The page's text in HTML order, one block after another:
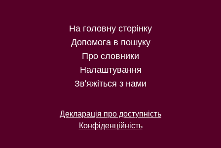
На головну сторінку
Допомога в пошуку
Про словники
Налаштування
Зв’яжіться з нами
Декларація про доступність
Конфіденційність